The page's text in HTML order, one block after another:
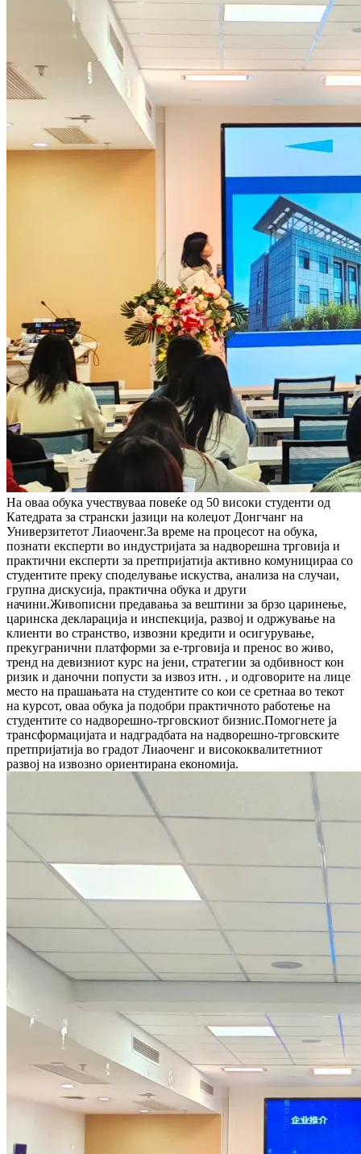
На оваа обука учествуваа повеќе од 50 високи студенти од
Катедрата за странски јазици на колеџот Донгчанг на
Универзитетот Лиаоченг.За време на процесот на обука,
познати експерти во индустријата за надворешна трговија и
практични експерти за претпријатија активно комуницираа со
студентите преку споделување искуства, анализа на случаи,
групна дискусија, практична обука и други
начини.Живописни предавања за вештини за брзо царинење,
царинска декларација и инспекција, развој и одржување на
клиенти во странство, извозни кредити и осигурување,
прекугранични платформи за е-трговија и пренос во живо,
тренд на девизниот курс на јени, стратегии за одбивност кон
ризик и даночни попусти за извоз итн. , и одговорите на лице
место на прашањата на студентите со кои се сретнаа во текот
на курсот, оваа обука ја подобри практичното работење на
студентите со надворешно-трговскиот бизнис.Помогнете ја
трансформацијата и надградбата на надворешно-трговските
претпријатија во градот Лиаоченг и висококвалитетниот
развој на извозно ориентирана економија.